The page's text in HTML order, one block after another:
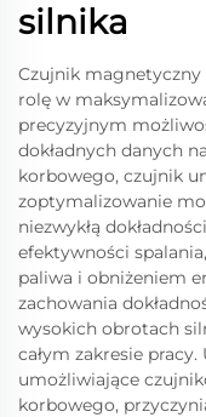
silnika
Czujnik
rolę w
precyzyjnym
dokładnych danych
korbowego, czujnik
zoptymalizowanie
niezwykłą
efektywności
paliwa i obniżeniem
zachowania
wysokich obrotach
całym zakresie
umożliwiające
korbowego,